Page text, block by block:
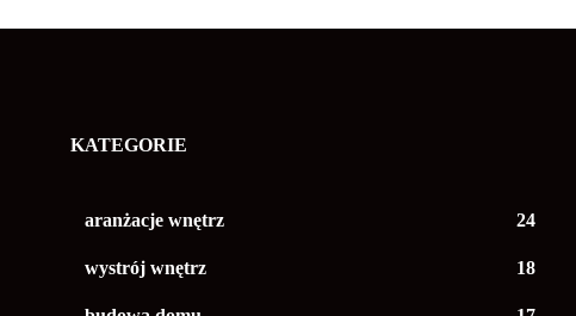
KATEGORIE
aranżacje wnętrz 24
wystrój wnętrz 18